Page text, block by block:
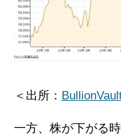
＜出所：
一方、株が下がる